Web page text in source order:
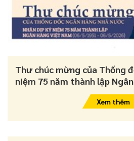
Thư chúc mừng của Thống
niệm 75 năm thành lập
Xem thêm